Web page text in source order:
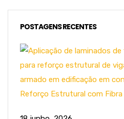
POSTAGENS RECENTES
Reforço Estrutural com